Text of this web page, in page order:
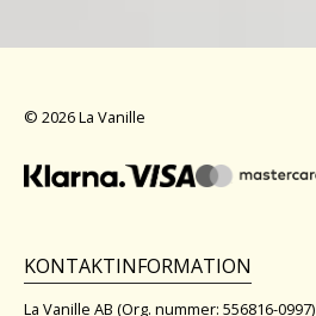
© 2026 La Vanille
KONTAKTINFORMATION
La Vanille AB (Org. nummer: 556816-0997)